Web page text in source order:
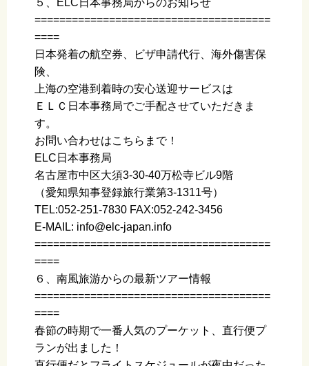
５、ELC日本事務局からのお知らせ
======================================
====
日本発着の航空券、ビザ申請代行、海外傷害保
険、
上海の空港到着時の安心送迎サービスは
ＥＬＣ日本事務局でご手配させていただきま
す。
お問い合わせはこちらまで！
ELC日本事務局
名古屋市中区大須3-30-40万松寺ビル9階
（愛知県知事登録旅行業第3-1311号）
TEL:052-251-7830 FAX:052-242-3456
E-MAIL: info@elc-japan.info
======================================
====
６、南風旅游からの最新ツアー情報
======================================
====
春節の時期で一番人気のプーケット、直行便プ
ランが出ました！